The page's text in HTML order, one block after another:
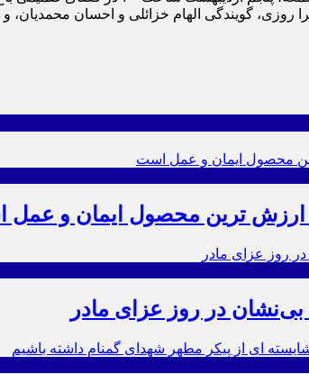
روزی، گویندگی الهام خزائلی و احسان
ارزش ترین محصول ایمان و
بی‌نشان در روز عزای مادر